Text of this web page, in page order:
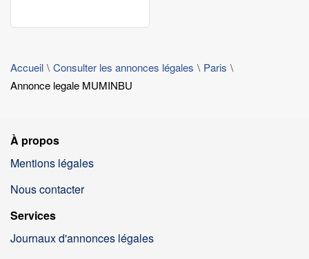
Accueil Consulter les annonces légales
Paris
Annonce legale MUMINBU
À propos
Mentions légales
Nous contacter
Services
Journaux d'annonces légales